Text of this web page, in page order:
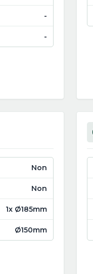
-
-
Non
Non
1x Ø185mm
Ø150mm